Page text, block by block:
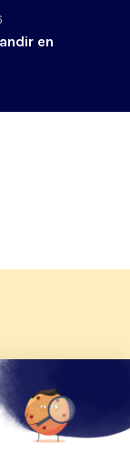
en
de KTO